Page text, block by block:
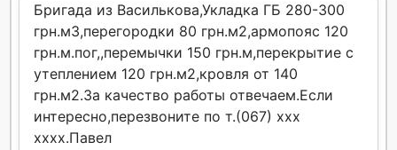
Бригада из Василькова,Укладка ГБ 280-300
грн.м3,перегородки 80 грн.м2,армопояс 120
грн.м.пог,,перемычки 150 грн.м,перекрытие с
утеплением 120 грн.м2,кровля от 140
грн.м2.За качество работы отвечаем.Если
интересно,перезвоните по т.(067) xxx
xxxx.Павел